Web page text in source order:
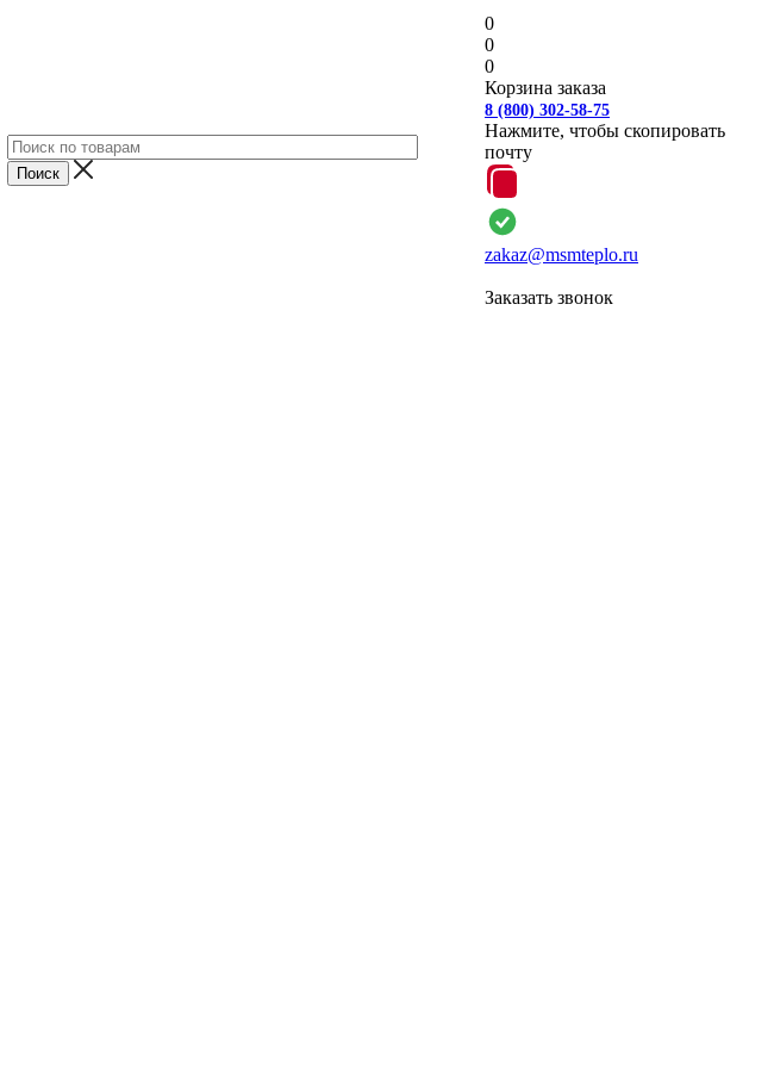
0
0
0
Корзина заказа
8 (800) 302-58-75
Нажмите, чтобы скопировать
почту
zakaz@msmteplo.ru
Заказать звонок